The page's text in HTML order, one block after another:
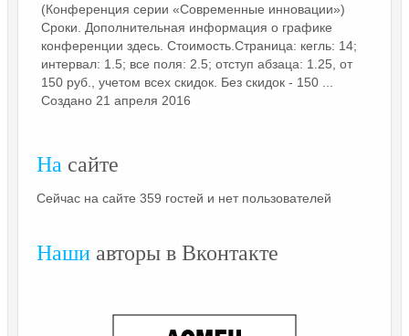
(Конференция серии «Современные инновации»)
Сроки. Дополнительная информация о графике
конференции здесь. Стоимость.Страница: кегль: 14;
интервал: 1.5; все поля: 2.5; отступ абзаца: 1.25, от
150 руб., учетом всех скидок. Без скидок - 150 ...
Создано 21 апреля 2016
На сайте
Сейчас на сайте 359 гостей и нет пользователей
Наши авторы в Вконтакте